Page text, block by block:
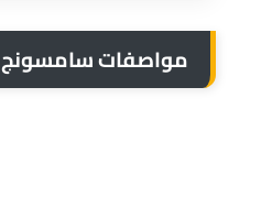
مواصفات سامسونج A17